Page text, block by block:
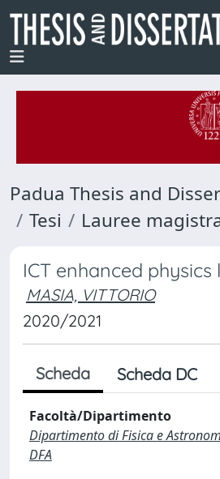
Padua Thesis and
Tesi
Lauree
ICT enhanced
MASIA, VITTORIO
2020/2021
Scheda Scheda DC
Facoltà/Dipartimento
Dipartimento di Fisica e
DFA